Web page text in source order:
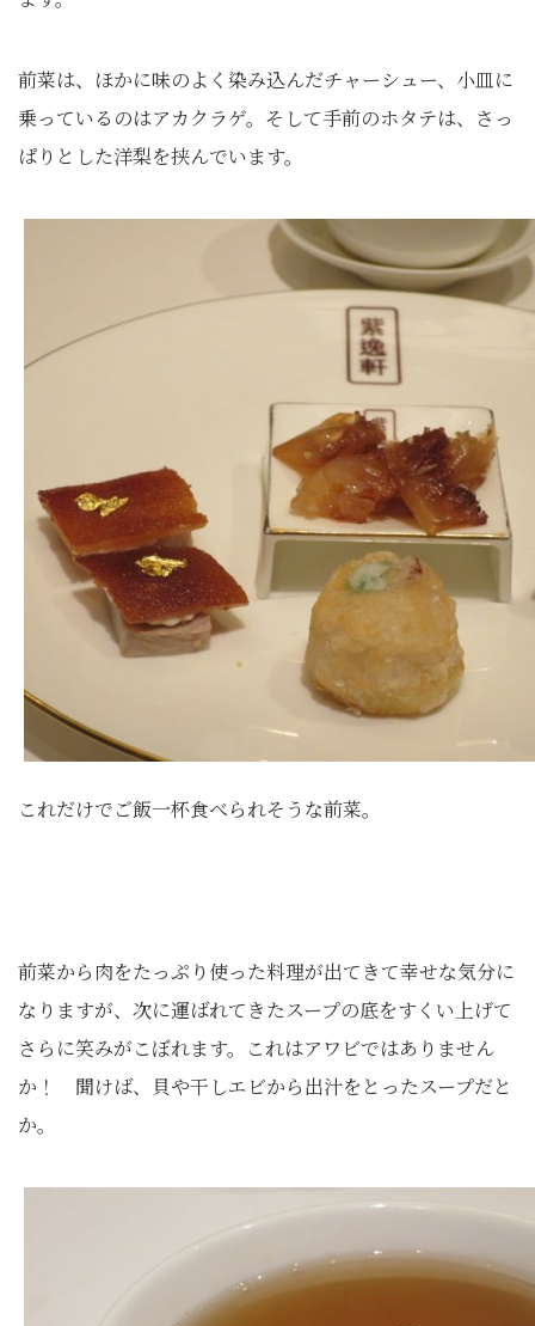
前菜は、ほかに味のよく染み込んだチャーシュー、小皿に
乗っているのはアカクラゲ。そして手前のホタテは、さっ
ぱりとした洋梨を挟んでいます。
これだけでご飯一杯食べられそうな前菜。
前菜から肉をたっぷり使った料理が出てきて幸せな気分に
なりますが、次に運ばれてきたスープの底をすくい上げて
さらに笑みがこぼれます。これはアワビではありません
か！ 聞けば、貝や干しエビから出汁をとったスープだと
か。